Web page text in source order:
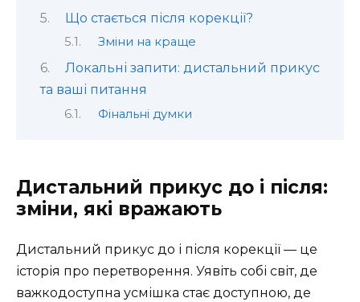
Що стається після корекції?
Зміни на краще
Локальні запити: дистальний прикус
та ваші питання
Фінальні думки
Дистальний прикус до і після:
зміни, які вражають
Дистальний прикус до і після корекції — це
історія про перетворення. Уявіть собі світ, де
важкодоступна усмішка стає доступною, де